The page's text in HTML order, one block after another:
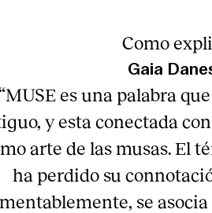
Como
Gaia
es una palabra
y esta conectada
arte de las musas. El
ha perdido su
se